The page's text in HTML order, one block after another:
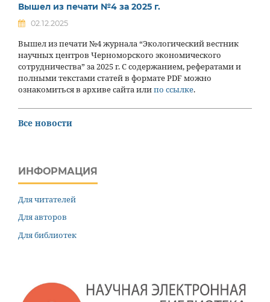
Вышел из печати №4 за 2025 г.
02.12.2025
Вышел из печати №4 журнала “Экологический вестник
научных центров Черноморского экономического
сотрудничества” за 2025 г. С содержанием, рефератами и
полными текстами статей в формате PDF можно
ознакомиться в архиве сайта илипо ссылке.
Все новости
ИНФОРМАЦИЯ
Для читателей
Для авторов
Для библиотек